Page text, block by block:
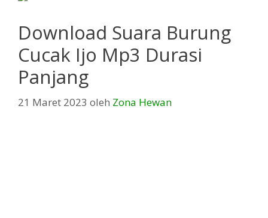
Download Suara Burung
Cucak Ijo Mp3 Durasi
Panjang
21 Maret 2023 oleh Zona Hewan